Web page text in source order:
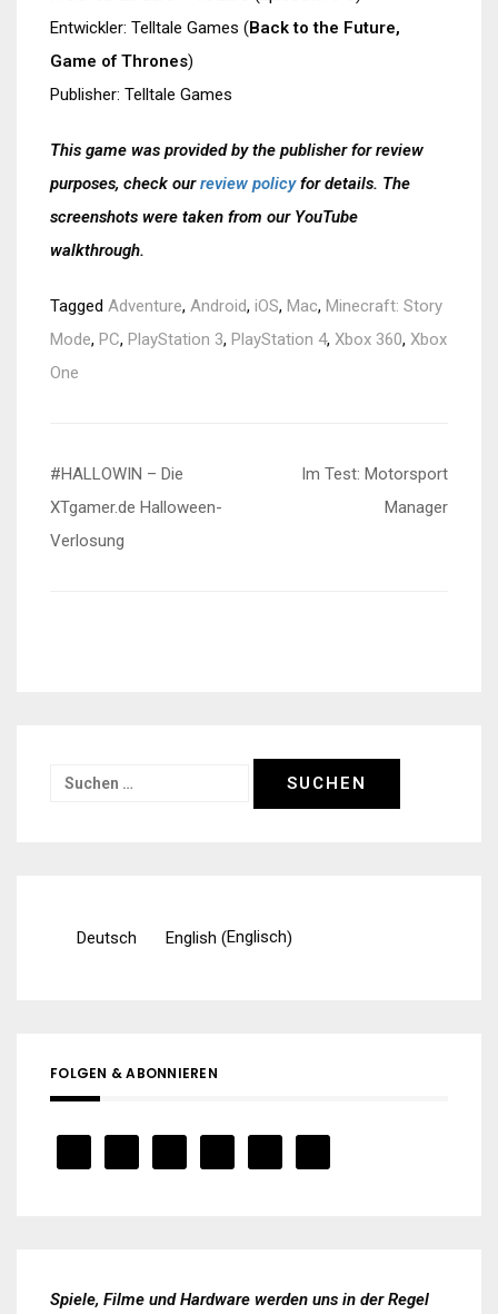
Entwickler: Telltale Games (Back to the Future,
Game of Thrones)
Publisher: Telltale Games
This game was provided by the publisher for review
purposes, check ourreview policyfor details. The
screenshots were taken from our YouTube
walkthrough.
Tagged Adventure, Android, iOS, Mac, Minecraft: Story
Mode, PC, PlayStation 3, PlayStation 4, Xbox 360, Xbox
One
Beitragsnavigation
#HALLOWIN – Die
XTgamer.de Halloween-
Verlosung
Im Test: Motorsport
Manager
Suchen
Deutsch English (Englisch)
FOLGEN & ABONNIEREN
Spiele, Filme und Hardware werden uns in der Regel